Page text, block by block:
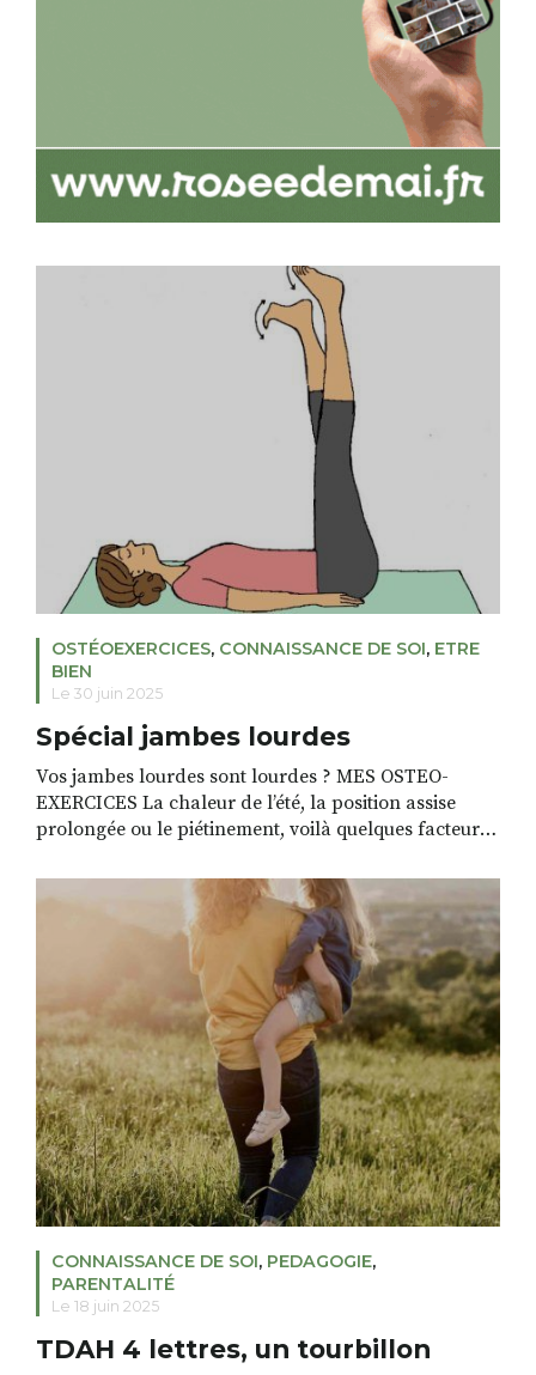
OSTÉOEXERCICES, CONNAISSANCE DE SOI, ETRE
BIEN
Le 30 juin 2025
Spécial jambes lourdes
Vos jambes lourdes sont lourdes ? MES OSTEO-
EXERCICES La chaleur de l’été, la position assise
prolongée ou le piétinement, voilà quelques facteurs
lourdes surtout en fin de journée. Pour soulager cette
sensation parfois douloureuse et repartir du bon
pied, vous pouvez passer un jet d’eau froide sur […]
CONNAISSANCE DE SOI, PEDAGOGIE,
PARENTALITÉ
Le 18 juin 2025
TDAH 4 lettres, un tourbillon